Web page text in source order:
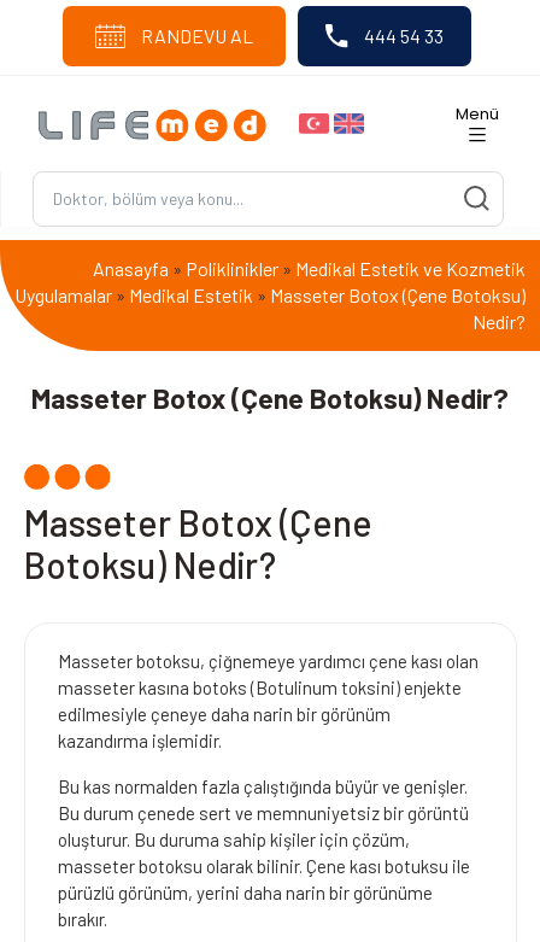
RANDEVU AL 444 54 33
Menü
Masseter Botox (Çene Botoksu) Nedir?
Anasayfa » Poliklinikler » Medikal Estetik ve Kozmetik
Uygulamalar » Medikal Estetik » Masseter Botox (Çene Botoksu)
Nedir?
Masseter Botox (Çene
Botoksu) Nedir?
Masseter botoksu, çiğnemeye yardımcı çene kası olan
masseter kasına botoks (Botulinum toksini) enjekte
edilmesiyle çeneye daha narin bir görünüm
kazandırma işlemidir.
Bu kas normalden fazla çalıştığında büyür ve genişler.
Bu durum çenede sert ve memnuniyetsiz bir görüntü
oluşturur. Bu duruma sahip kişiler için çözüm,
masseter botoksu olarak bilinir. Çene kası botuksu ile
pürüzlü görünüm, yerini daha narin bir görünüme
bırakır.